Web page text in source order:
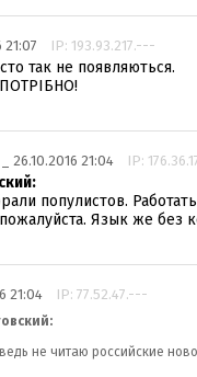
21:07 IP: 193.93.217.---
так не появляються.
_ 26.10.2016 21:04 IP:
популистов.
Язык же без
21:04 IP: 77.52.47.---
не читаю российские